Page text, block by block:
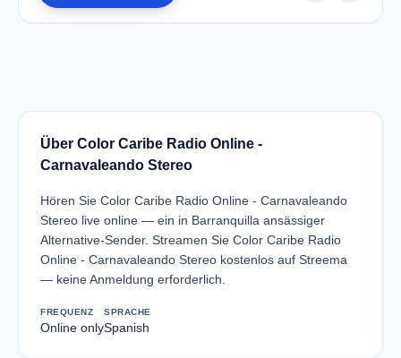
Über Color Caribe Radio Online -
Carnavaleando Stereo
Hören Sie Color Caribe Radio Online - Carnavaleando
Stereo live online — ein in Barranquilla ansässiger
Alternative-Sender. Streamen Sie Color Caribe Radio
Online - Carnavaleando Stereo kostenlos auf Streema
— keine Anmeldung erforderlich.
FREQUENZ
Online only
SPRACHE
Spanish